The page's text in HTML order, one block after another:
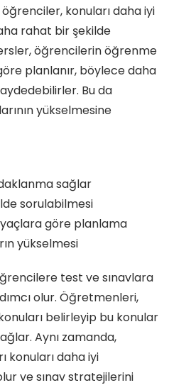
konuları daha iyi
rahat bir şekilde
öğrencilerin öğrenme
planlanır, böylece daha
Bu da
yükselmesine
sağlar
sorulabilmesi
göre planlama
yükselmesi
test ve sınavlara
olur. Öğretmenleri,
belirleyip bu konular
Aynı zamanda,
konuları daha iyi
ve sınav stratejilerini